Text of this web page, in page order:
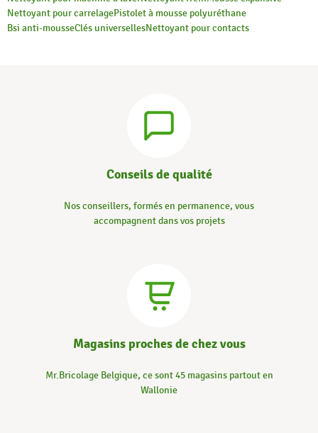
Nettoyant pour carrelagePistolet à mousse polyuréthane
Bsi anti-mousseClés universellesNettoyant pour contacts
Conseils de qualité
Nos conseillers, formés en permanence, vous
accompagnent dans vos projets
Magasins proches de chez vous
Mr.Bricolage Belgique, ce sont 45 magasins partout en
Wallonie